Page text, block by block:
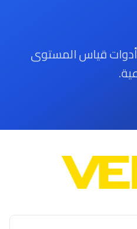
أدوات قياس المستوى